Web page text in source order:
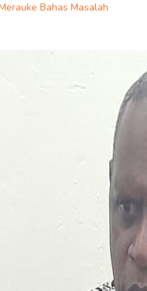
Bahas Masalah